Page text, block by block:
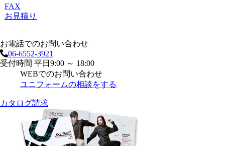
FAX
お見積り
お電話でのお問い合わせ
06-6552-3921
受付時間 平日9:00 ～ 18:00
WEBでのお問い合わせ
ユニフォームの相談をする
カタログ請求